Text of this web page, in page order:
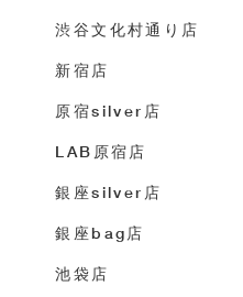
渋谷文化村通り店
新宿店
原宿silver店
LAB原宿店
銀座silver店
銀座bag店
池袋店